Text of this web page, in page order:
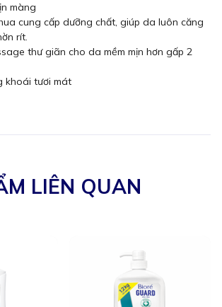
màng
cung cấp dưỡng chất, giúp da luôn căng
rít.
thư giãn cho da mềm mịn hơn gấp 2
khoái tươi mát
LIÊN QUAN